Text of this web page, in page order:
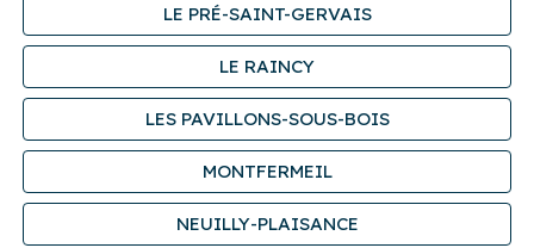
LE PRÉ-SAINT-GERVAIS
LE RAINCY
LES PAVILLONS-SOUS-BOIS
MONTFERMEIL
NEUILLY-PLAISANCE